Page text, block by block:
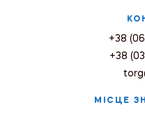
+38
+38
МІСЦЕ